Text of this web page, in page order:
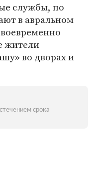
службы, по
в авральном
жители
во дворах и
срока